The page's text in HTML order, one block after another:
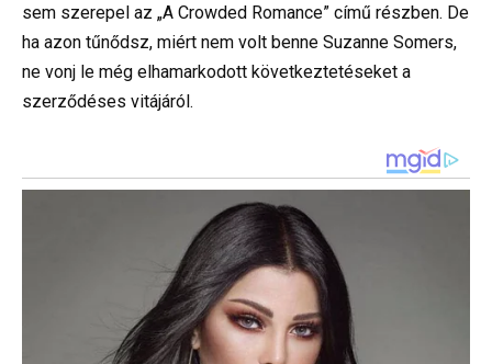
sem szerepel az „A Crowded Romance” című részben. De
ha azon tűnődsz, miért nem volt benne Suzanne Somers,
ne vonj le még elhamarkodott következtetéseket a
szerződéses vitájáról.